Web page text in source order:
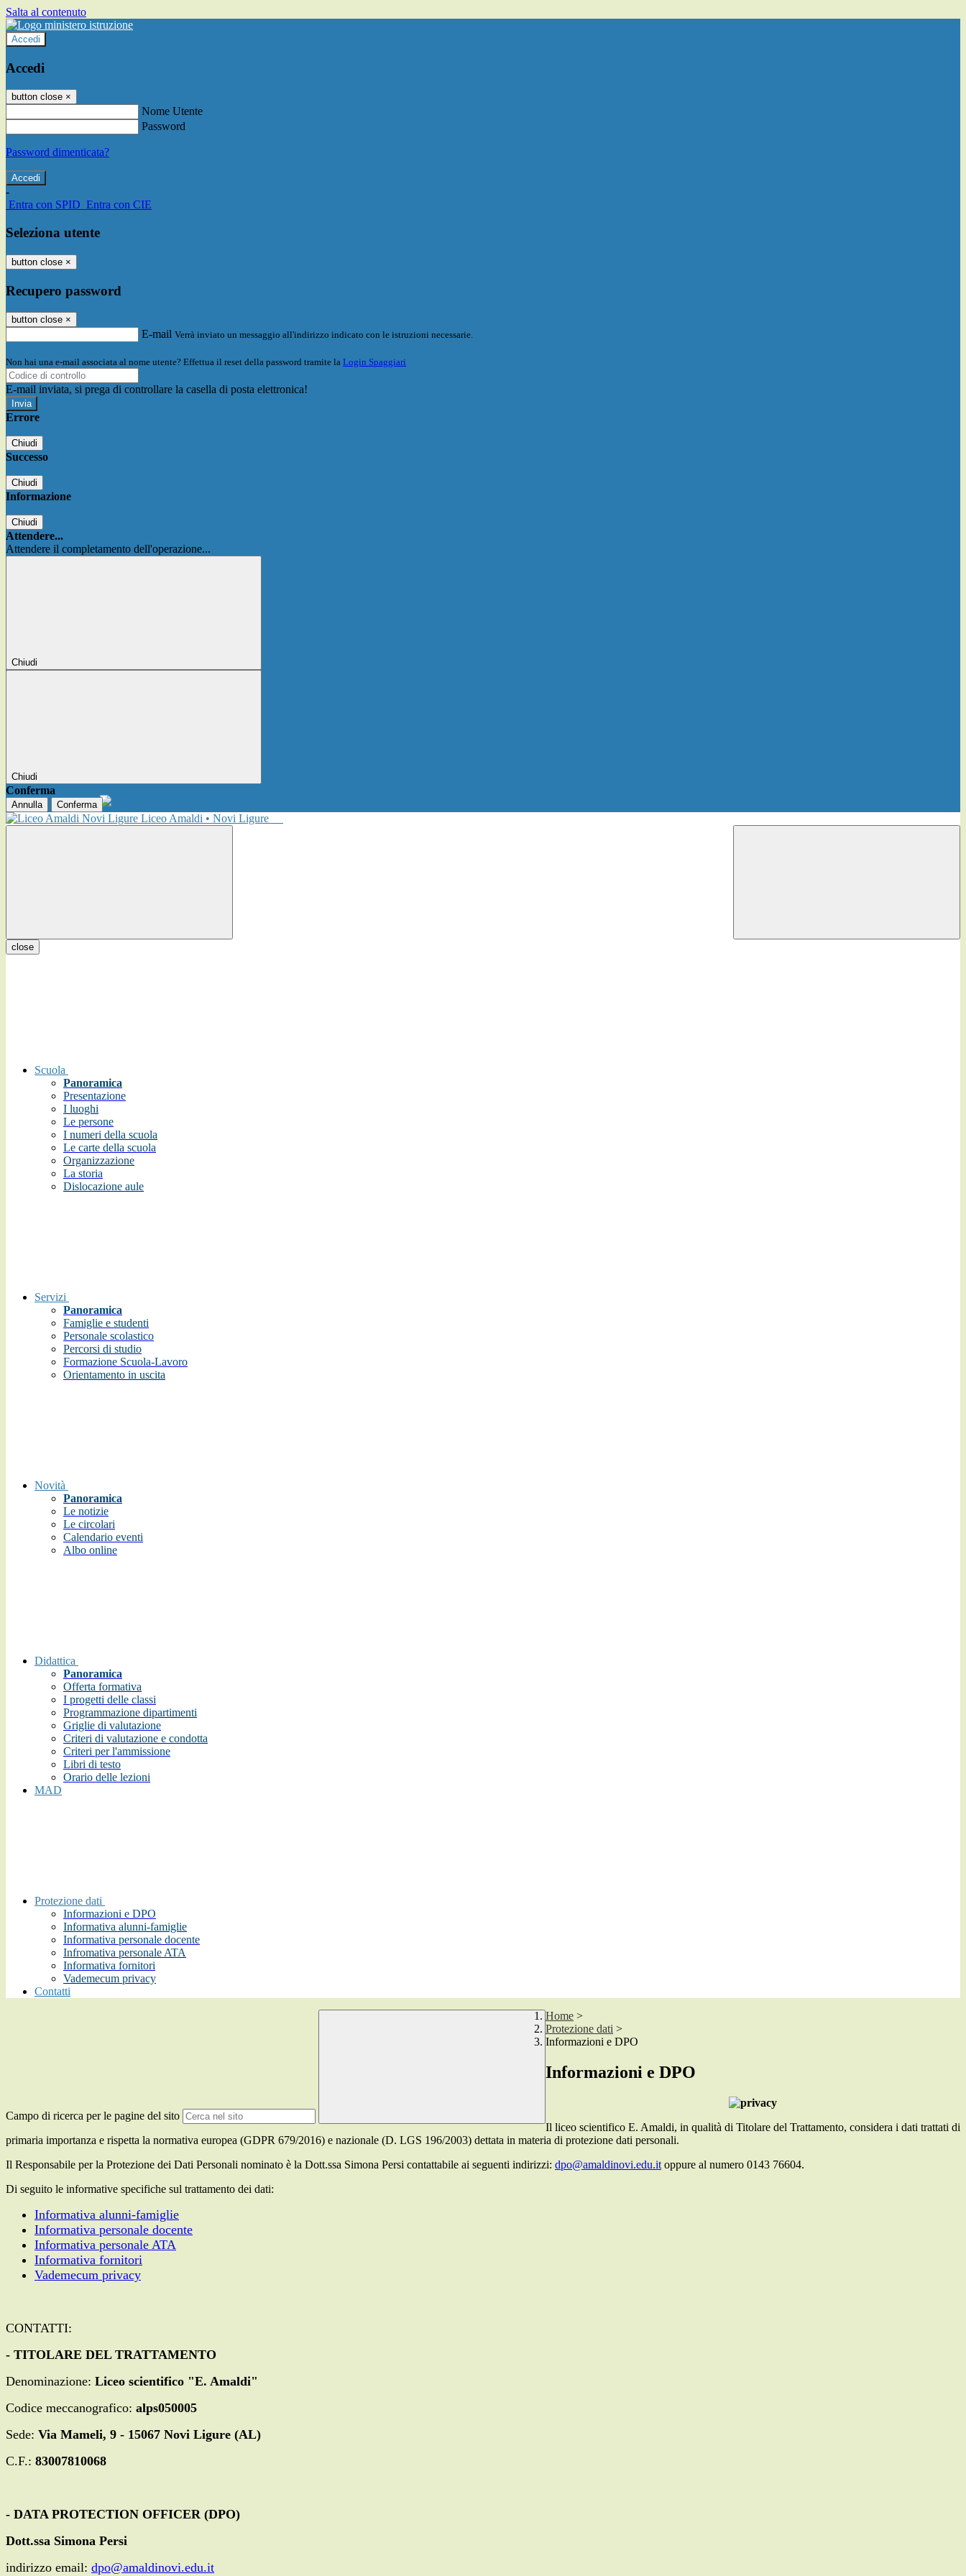
Salta al contenuto
Accedi
Accedi
button close ×
Nome Utente
Password
Password dimenticata?
-
Entra con SPID Entra con CIE
Seleziona utente
button close ×
Recupero password
button close ×
E-mail Verrà inviato un messaggio all'indirizzo indicato con le istruzioni necessarie.
Non hai una e-mail associata al nome utente? Effettua il reset della password tramite la Login Spaggiari
E-mail inviata, si prega di controllare la casella di posta elettronica!
Errore
Chiudi
Successo
Chiudi
Informazione
Chiudi
Attendere...
Attendere il completamento dell'operazione...
Chiudi
Chiudi
Conferma
Annulla Conferma
Liceo Amaldi • Novi Ligure
close
Scuola
Panoramica
Presentazione
I luoghi
Le persone
I numeri della scuola
Le carte della scuola
Organizzazione
La storia
Dislocazione aule
Servizi
Panoramica
Famiglie e studenti
Personale scolastico
Percorsi di studio
Formazione Scuola-Lavoro
Orientamento in uscita
Novità
Panoramica
Le notizie
Le circolari
Calendario eventi
Albo online
Didattica
Panoramica
Offerta formativa
I progetti delle classi
Programmazione dipartimenti
Griglie di valutazione
Criteri di valutazione e condotta
Criteri per l'ammissione
Libri di testo
Orario delle lezioni
MAD
Protezione dati
Informazioni e DPO
Informativa alunni-famiglie
Informativa personale docente
Infromativa personale ATA
Informativa fornitori
Vademecum privacy
Contatti
Campo di ricerca per le pagine del sito
Home >
Protezione dati >
Informazioni e DPO
Informazioni e DPO
Il liceo scientifico E. Amaldi, in qualità di Titolare del Trattamento, considera i dati trattati di
primaria importanza e rispetta la normativa europea (GDPR 679/2016) e nazionale (D. LGS 196/2003) dettata in materia di protezione dati personali.
Il Responsabile per la Protezione dei Dati Personali nominato è la Dott.ssa Simona Persi contattabile ai seguenti indirizzi: dpo@amaldinovi.edu.it oppure al numero 0143 76604.
Di seguito le informative specifiche sul trattamento dei dati:
Informativa alunni-famiglie
Informativa personale docente
Informativa personale ATA
Informativa fornitori
Vademecum privacy
CONTATTI:
- TITOLARE DEL TRATTAMENTO
Denominazione: Liceo scientifico "E. Amaldi"
Codice meccanografico: alps050005
Sede: Via Mameli, 9 - 15067 Novi Ligure (AL)
C.F.: 83007810068
- DATA PROTECTION OFFICER (DPO)
Dott.ssa Simona Persi
indirizzo email: dpo@amaldinovi.edu.it